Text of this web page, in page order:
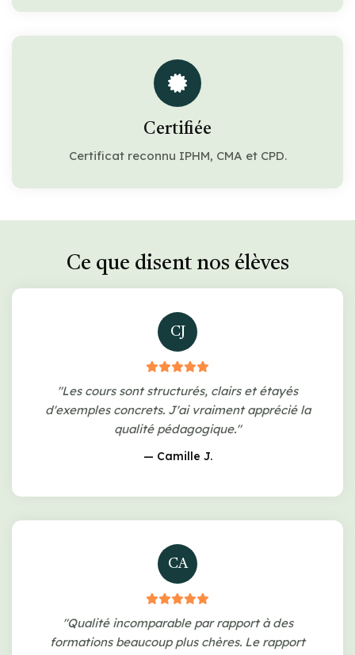
Certifiée
Certificat reconnu IPHM, CMA et CPD.
Ce que disent nos élèves
CJ
"Les cours sont structurés, clairs et étayés
d'exemples concrets. J'ai vraiment apprécié la
qualité pédagogique."
— Camille J.
CA
"Qualité incomparable par rapport à des
formations beaucoup plus chères. Le rapport